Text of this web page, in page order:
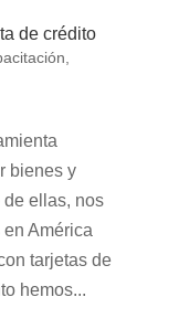
de crédito
bienes y
ellas, nos
América
tarjetas de
hemos...